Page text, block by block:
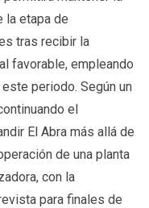
la etapa de
tras recibir la
favorable, empleando
periodo. Según un
el
El Abra más allá de
de una planta
con la
para finales de